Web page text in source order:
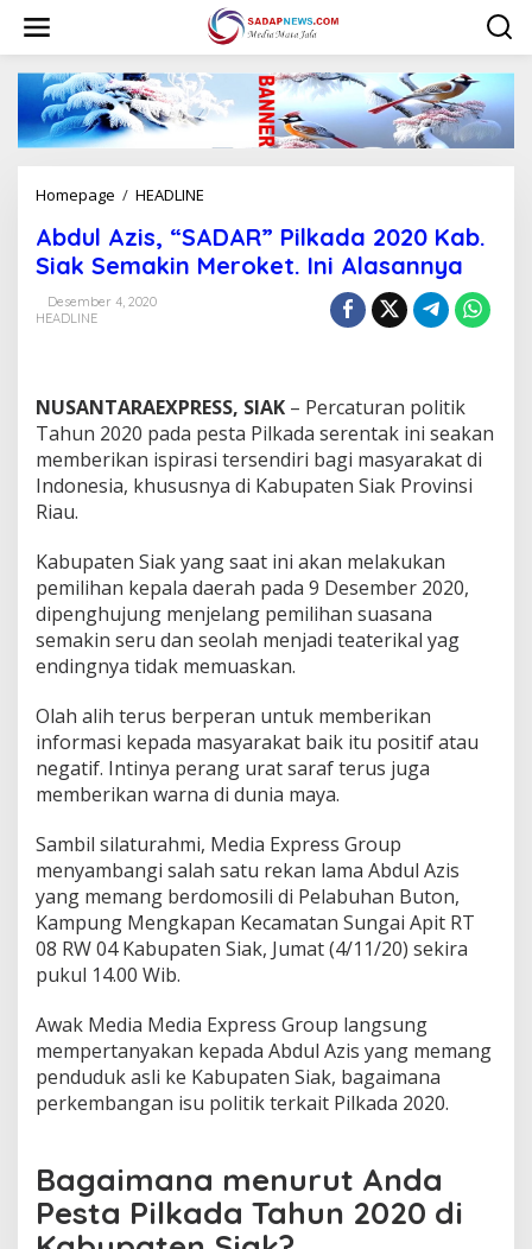
w
Homepage / HEADLINE
d
u
“
S
A
D
A
P
i
l
k
a
d
2
0
2
0
K
b
S
i
a
k
a
k
i
M
o
e
Abdul Azis, “SADAR” Pilkada 2020 Kab.
Siak Semakin Meroket. Ini Alasannya
Desember 4, 2020
HEADLINE
NUSANTARAEXPRESS, SIAK – Percaturan politik
Tahun 2020 pada pesta Pilkada serentak ini seakan
memberikan ispirasi tersendiri bagi masyarakat di
Indonesia, khususnya di Kabupaten Siak Provinsi
Riau.
Kabupaten Siak yang saat ini akan melakukan
pemilihan kepala daerah pada 9 Desember 2020,
dipenghujung menjelang pemilihan suasana
semakin seru dan seolah menjadi teaterikal yag
endingnya tidak memuaskan.
Olah alih terus berperan untuk memberikan
informasi kepada masyarakat baik itu positif atau
negatif. Intinya perang urat saraf terus juga
memberikan warna di dunia maya.
Sambil silaturahmi, Media Express Group
menyambangi salah satu rekan lama Abdul Azis
yang memang berdomosili di Pelabuhan Buton,
Kampung Mengkapan Kecamatan Sungai Apit RT
08 RW 04 Kabupaten Siak, Jumat (4/11/20) sekira
pukul 14.00 Wib.
Awak Media Media Express Group langsung
mempertanyakan kepada Abdul Azis yang memang
penduduk asli ke Kabupaten Siak, bagaimana
perkembangan isu politik terkait Pilkada 2020.
Bagaimana menurut Anda
Pesta Pilkada Tahun 2020 di